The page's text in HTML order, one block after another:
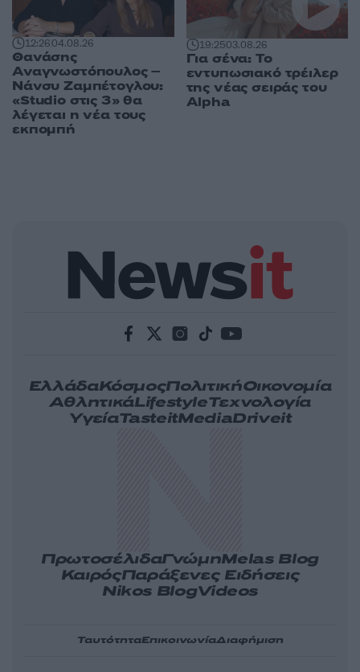
12:2604.08.26
Θανάσης
Αναγνωστόπουλος –
Νάνσυ Ζαμπέτογλου:
«Studio στις 3» θα
λέγεται η νέα τους
εκπομπή
19:2503.08.26
Για σένα: Το
εντυπωσιακό τρέιλερ
της νέας σειράς του
Alpha
ΕλλάδαΚόσμοςΠολιτικήΟικονομία
ΑθλητικάLifestyleΤεχνολογία
ΥγείαTasteitMediaDriveit
ΠρωτοσέλιδαΓνώμηMelas Blog
ΚαιρόςΠαράξενες Ειδήσεις
Nikos BlogVideos
ΤαυτότηταΕπικοινωνίαΔιαφήμιση